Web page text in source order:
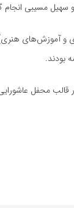
سهیل مسیبی
و آموزش‌های
بودند.